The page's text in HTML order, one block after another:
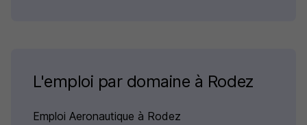
L'emploi par domaine à Rodez
Emploi Aeronautique à Rodez